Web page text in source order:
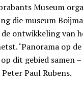
Museum
die museum
ontwikkeling van
‘Panorama op
dit gebied samen
Paul Rubens.